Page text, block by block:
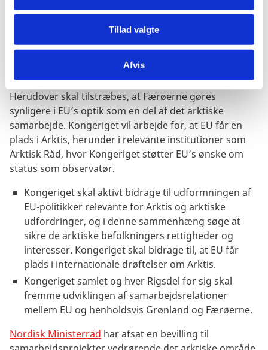
Tillad valgte
Afvis
lovgivning, tradition, kultur og behov negligeres, som
f.eks. EU’s forbud mod import af sælprodukter.
Det er af særlig betydning at fremme et godt forhold
mellem Grønland og EU og udbygge de
samarbejdsrelationer, som består mellem parterne.
Herudover skal tilstræbes, at Færøerne gøres
synligere i EU’s optik som en del af det arktiske
samarbejde. Kongeriget vil arbejde for, at EU får en
plads i Arktis, herunder i relevante institutioner som
Arktisk Råd, hvor Kongeriget støtter EU’s ønske om
status som observatør.
Kongeriget skal aktivt bidrage til udformningen af
EU-politikker relevante for Arktis og arktiske
udfordringer, og i denne sammenhæng søge at
sikre de arktiske befolkningers rettigheder og
interesser. Kongeriget skal bidrage til, at EU får
plads i internationale drøftelser om Arktis.
Kongeriget samlet og hver Rigsdel for sig skal
fremme udviklingen af samarbejdsrelationer
mellem EU og henholdsvis Grønland og Færøerne.
Nordisk Ministerråd har afsat en bevilling til